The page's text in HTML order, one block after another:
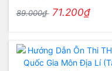
89.000₫ 71.200₫